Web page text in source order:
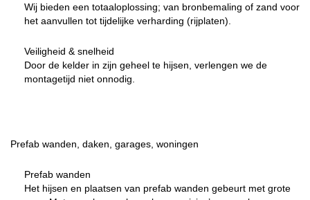
Wij bieden een totaaloplossing; van bronbemaling of zand voor
het aanvullen tot tijdelijke verharding (rijplaten).
Veiligheid & snelheid
Door de kelder in zijn geheel te hijsen, verlengen we de
montagetijd niet onnodig.
Prefab wanden, daken, garages, woningen
Prefab wanden
Het hijsen en plaatsen van prefab wanden gebeurt met grote